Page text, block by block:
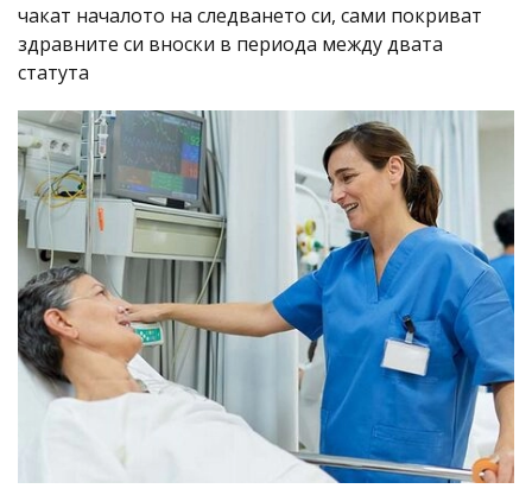
чакат началото на следването си, сами покриват
здравните си вноски в периода между двата
статута